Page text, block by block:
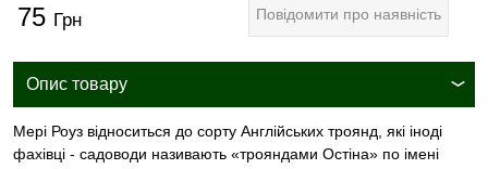
75 Грн Повідомити про наявність
Опис товару
Мері Роуз відноситься до сорту Англійських троянд, які іноді
фахівці - садоводи називають «трояндами Остіна» по імені